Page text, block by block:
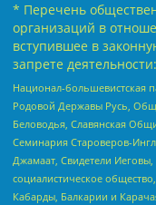
* Перечень
организаций в
вступившее в
запрете деятельности:
Национал-большевистская
Родовой Державы Русь,
Беловодья, Славянская
Семинария Староверов-
Джамаат, Свидетели
социалистическое
Кабарды, Балкарии и